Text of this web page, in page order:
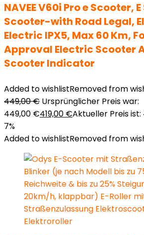
NAVEE V60i Pro e Scooter,
Scooter-with Road Legal,
Electric IPX5, Max 60 Km,
Approval Electric Scooter
Scooter Indicator
Added to wishlistRemoved from
449,00€ Ursprünglicher Preis war:
449,00 €419,00 €Aktueller Preis ist:
7%
Added to wishlistRemoved from